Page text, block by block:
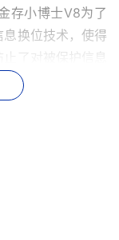
存小博士V8为了
换位技术，使得
了对被保护信息
保护功能。GMR
录处理技术保证
从而信息“时新